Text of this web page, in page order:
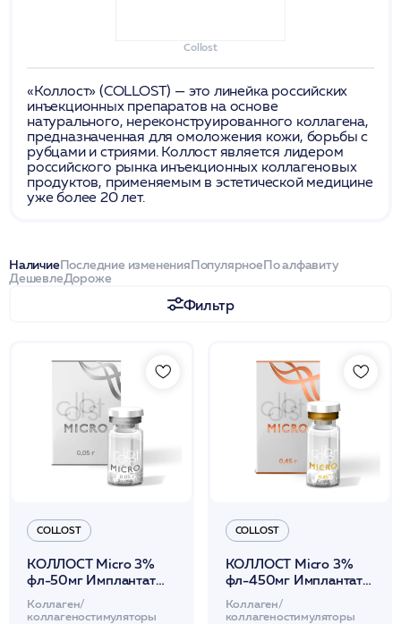
Collost
«Коллост» (COLLOST) — это линейка российских
инъекционных препаратов на основе
натурального, нереконструированного коллагена,
предназначенная для омоложения кожи, борьбы с
рубцами и стриями. Коллост является лидером
российского рынка инъекционных коллагеновых
продуктов, применяемым в эстетической медицине
уже более 20 лет.
НаличиеПоследние измененияПопулярноеПо алфавиту
ДешевлеДороже
Фильтр
COLLOST
КОЛЛОСТ Micro 3%
фл-50мг Имплантат
внутридермальный на
основе коллагена
Коллаген/
коллагеностимуляторы
COLLOST
КОЛЛОСТ Micro 3%
фл-450мг Имплантат
внутридермальный на
основе коллагена
Коллаген/
коллагеностимуляторы